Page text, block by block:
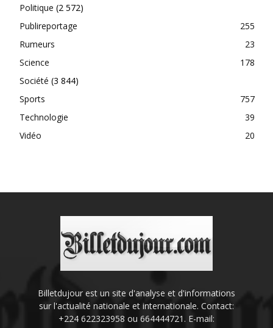
Politique (2 572)
Publireportage
255
Rumeurs
23
Science
178
Société (3 844)
Sports
757
Technologie
39
Vidéo
20
Billetdujour est un site d'analyse et d'informations
sur l'actualité nationale et internationale. Contact:
+224 622323958 ou 664444721. E-mail: